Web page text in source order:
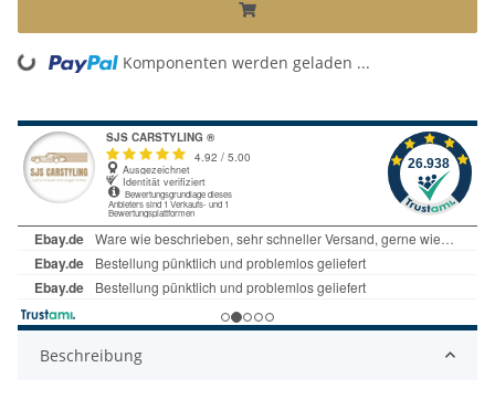
Komponenten werden geladen ...
Beschreibung